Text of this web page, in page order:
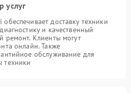
услуг
доставку техники
и качественный
ремонт. Клиенты могут
онлайн. Также
обслуживание для
техники